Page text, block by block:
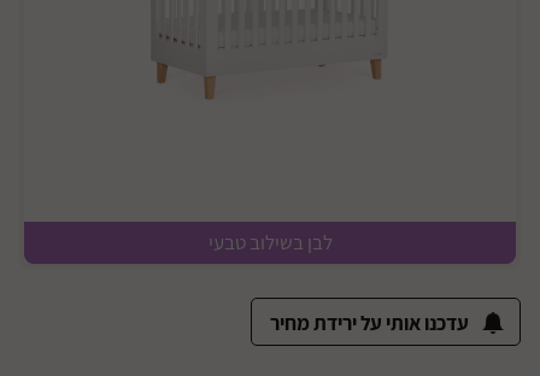
לבן בשילוב טבעי
עדכנו אותי על ירידת מחיר